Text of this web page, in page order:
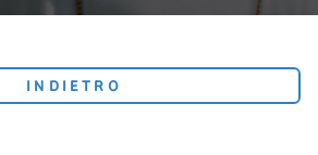
INDIETRO